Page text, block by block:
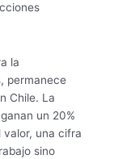
la
permanece
Chile. La
un 20%
valor, una cifra
sino